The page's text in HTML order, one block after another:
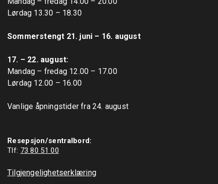
Lørdag 13.30 – 18.30
Sommerstengt 21. juni – 16. august
17. – 22. august:
Mandag – fredag 12.00 – 17.00
Lørdag 12.00 – 16.00
Vanlige åpningstider fra 24. august
Resepsjon/sentralbord:
Tlf: 73 80 51 00
Tilgjengelighetserklæring